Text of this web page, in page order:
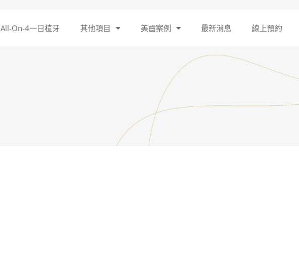
All-On-4一日植牙 其他項目 美齒案例 最新消息 線上預約